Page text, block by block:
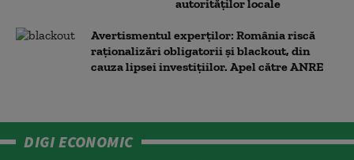
autorităților locale
Avertismentul experților: România riscă
raționalizări obligatorii și blackout, din
cauza lipsei investițiilor. Apel către ANRE
DIGI ECONOMIC